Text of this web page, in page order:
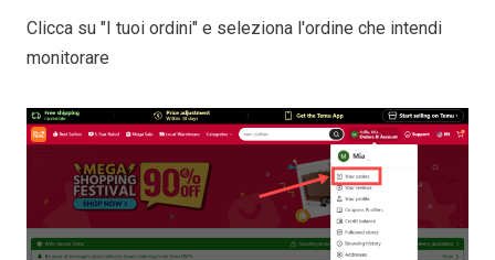
Clicca su "I tuoi ordini" e seleziona l'ordine che intendi
monitorare